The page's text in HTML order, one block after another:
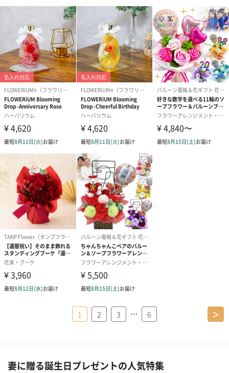
1 2 3 … 6 ＞
妻に贈る誕生日プレゼントの人気特集